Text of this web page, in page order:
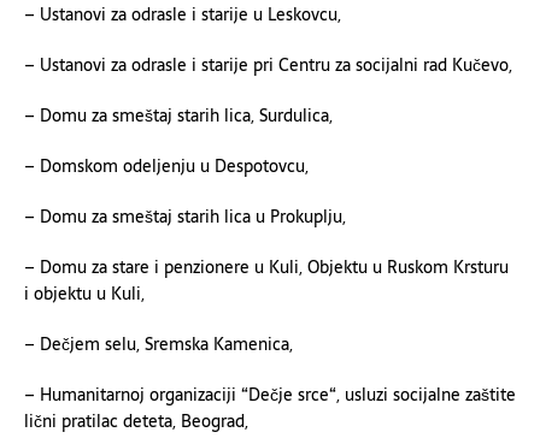
– Ustanovi za odrasle i starije u Leskovcu,
– Ustanovi za odrasle i starije pri Centru za socijalni rad Kučevo,
– Domu za smeštaj starih lica, Surdulica,
– Domskom odeljenju u Despotovcu,
– Domu za smeštaj starih lica u Prokuplju,
– Domu za stare i penzionere u Kuli, Objektu u Ruskom Krsturu
i objektu u Kuli,
– Dečjem selu, Sremska Kamenica,
– Humanitarnoj organizaciji “Dečje srce“, usluzi socijalne zaštite
lični pratilac deteta, Beograd,